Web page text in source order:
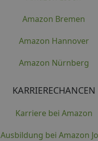
Amazon Bremen
Amazon Hannover
Amazon Nürnberg
KARRIERECHANCEN
Karriere bei Amazon
Ausbildung bei Amazon